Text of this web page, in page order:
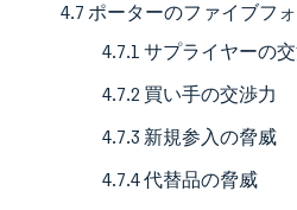
4.7 ポーターのファイブフ
4.7.1 サプライヤーの
4.7.2 買い手の交渉力
4.7.3 新規参入の脅威
4.7.4 代替品の脅威